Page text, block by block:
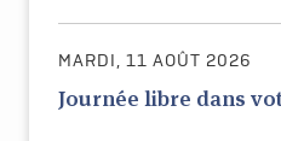
MARDI, 11 AOÛT 2026
Journée libre dans